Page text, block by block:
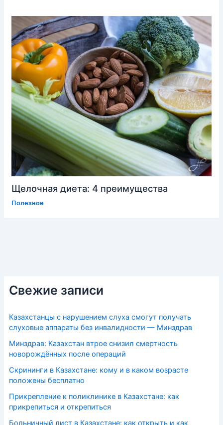
Щелочная диета: 4 преимущества
Полезное
Свежие записи
Казахстанцы с нарушением слуха смогут получать
слуховые аппараты без инвалидности — Минздрав
Минздрав: Казахстан втрое снизил смертность
новорождённых после операций
Скрининги в Казахстане: кому и в каком возрасте
положены бесплатно
Прикрепление к поликлинике в Казахстане: как
прикрепиться и открепиться
Больничный лист в Казахстане: как открыть и как